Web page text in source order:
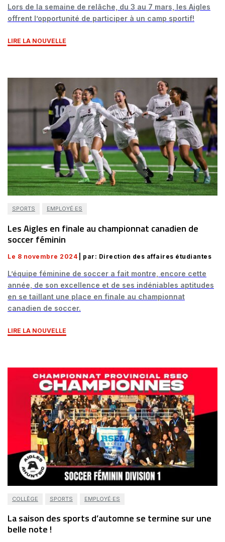
Lors de la semaine de relâche, du 3 au 7 mars, les Aigles
offrent l’opportunité de participer à un camp sportif!
LIRE LA NOUVELLE
SPORTS EMPLOYÉ·ES
Les Aigles en finale au championnat canadien de
soccer féminin
Le 8 novembre 2024 | par: Direction des affaires étudiantes
L’équipe féminine de soccer a fait montre, encore cette
année, de son excellence et de ses indéniables aptitudes
en se taillant une place en finale au championnat
canadien de soccer.
LIRE LA NOUVELLE
COLLÈGE SPORTS EMPLOYÉ·ES
La saison des sports d’automne se termine sur une
belle note !